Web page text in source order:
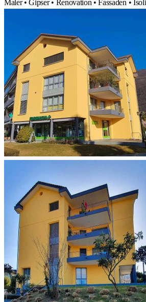
Maler • Gipser • Renovation • Fassaden •